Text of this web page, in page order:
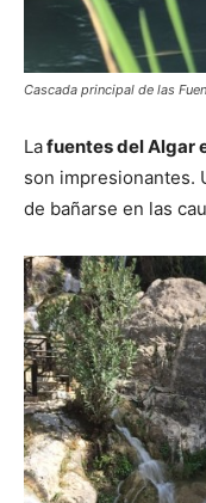
Cascada principal de las
Lafuentes del Algar
son impresionantes.
de bañarse en las